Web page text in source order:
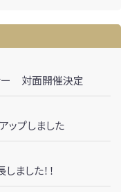
ー 対面開催決定
ップしました
ました！！